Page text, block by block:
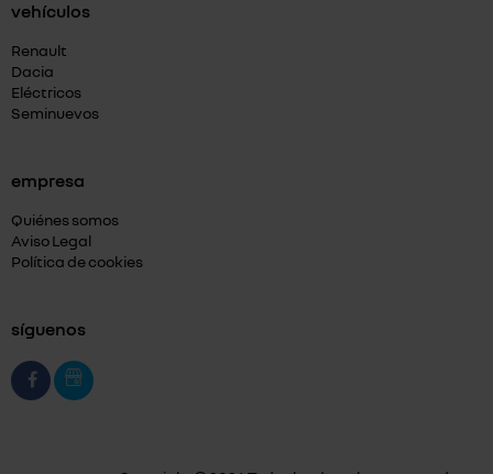
vehículos
Renault
Dacia
Eléctricos
Seminuevos
empresa
Quiénes somos
Aviso Legal
Política de cookies
síguenos